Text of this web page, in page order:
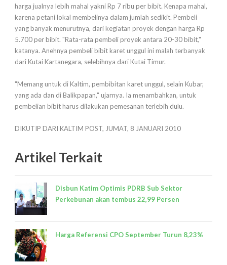
harga jualnya lebih mahal yakni Rp 7 ribu per bibit. Kenapa mahal,
karena petani lokal membelinya dalam jumlah sedikit. Pembeli
yang banyak menurutnya, dari kegiatan proyek dengan harga Rp
5.700 per bibit. "Rata-rata pembeli proyek antara 20-30 bibit,"
katanya. Anehnya pembeli bibit karet unggul ini malah terbanyak
dari Kutai Kartanegara, selebihnya dari Kutai Timur.
"Memang untuk di Kaltim, pembibitan karet unggul, selain Kubar,
yang ada dan di Balikpapan," ujarnya. Ia menambahkan, untuk
pembelian bibit harus dilakukan pemesanan terlebih dulu.
DIKUTIP DARI KALTIM POST, JUMAT, 8 JANUARI 2010
Artikel Terkait
Disbun Katim Optimis PDRB Sub Sektor
Perkebunan akan tembus 22,99 Persen
Harga Referensi CPO September Turun 8,23%